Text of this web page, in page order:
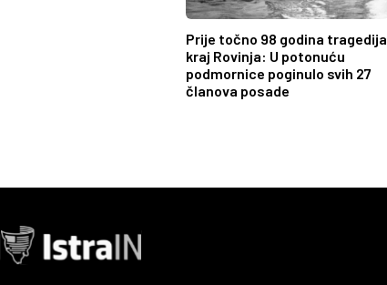
Prije točno 98 godina tragedija
kraj Rovinja: U potonuću
podmornice poginulo svih 27
članova posade